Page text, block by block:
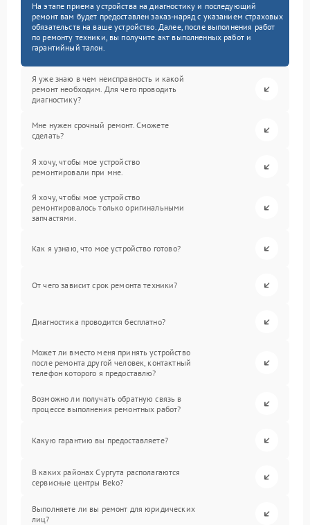
На этапе приема устройства на диагностику и последующий
ремонт вам будет предоставлен заказ-наряд с указанием страховых
обязательств на ваше устройство. Далее, после выполнения работ
по ремонту техники, вы получите акт выполненных работ и
гарантийный талон.
Я уже знаю в чем неисправность и какой
ремонт необходим. Для чего проводить
диагностику?
Мне нужен срочный ремонт. Сможете
сделать?
Я хочу, чтобы мое устройство
ремонтировали при мне.
Я хочу, чтобы мое устройство
ремонтировалось только оригинальными
запчастями.
Как я узнаю, что мое устройство готово?
От чего зависит срок ремонта техники?
Диагностика проводится бесплатно?
Может ли вместо меня принять устройство
после ремонта другой человек, контактный
телефон которого я предоставлю?
Возможно ли получать обратную связь в
процессе выполнения ремонтных работ?
Какую гарантию вы предоставляете?
В каких районах Сургута располагаются
сервисные центры Beko?
Выполняете ли вы ремонт для юридических
лиц?